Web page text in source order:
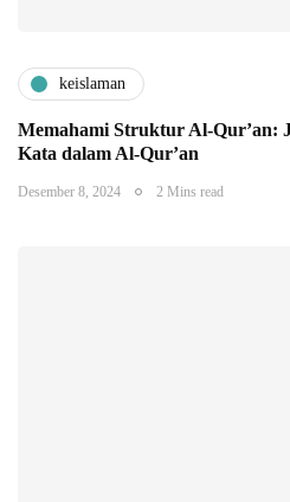
keislaman
Memahami Struktur Al-Qur’an:
Kata dalam Al-Qur’an
Desember 8, 2024 2 Mins read